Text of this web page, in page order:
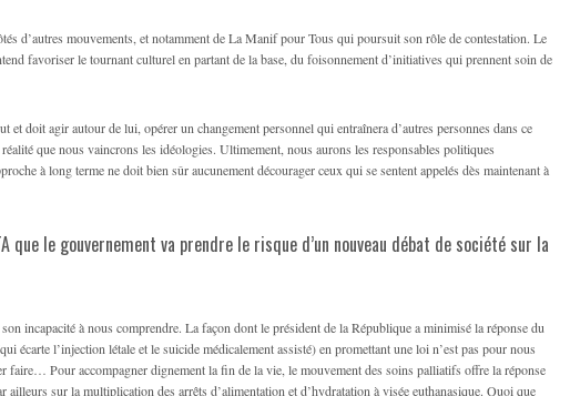
d’autres mouvements, et notamment de La Manif pour Tous qui poursuit son rôle de contestation. Le
favoriser le tournant culturel en partant de la base, du foisonnement d’initiatives qui prennent soin de
et doit agir autour de lui, opérer un changement personnel qui entraînera d’autres personnes dans ce
que nous vaincrons les idéologies. Ultimement, nous aurons les responsables politiques
à long terme ne doit bien sûr aucunement décourager ceux qui se sentent appelés dès maintenant à
que le gouvernement va prendre le risque d’un nouveau débat de société sur la
incapaci­té à nous comprendre. La façon dont le président de la République a minimisé la réponse du
écarte l’injection létale et le suicide médicalement assisté) en promettant une loi n’est pas pour nous
faire… Pour accompagner dignement la fin de la vie, le mouvement des soins palliatifs offre la réponse
ailleurs sur la multiplication des arrêts d’alimentation et d’hydratation à visée euthanasique. Quoi que